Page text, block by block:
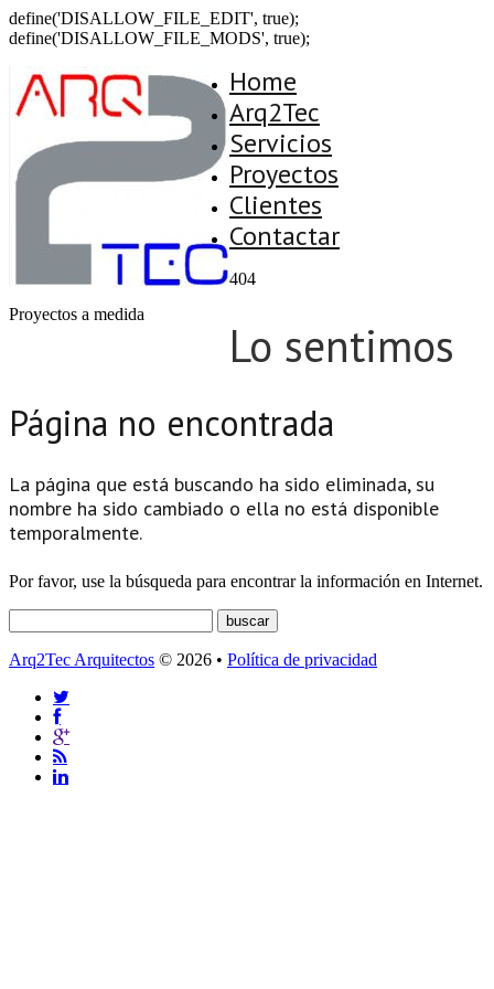
define('DISALLOW_FILE_EDIT', true);
define('DISALLOW_FILE_MODS', true);
Proyectos a medida
Home
Arq2Tec
Servicios
Proyectos
Clientes
Contactar
404
Lo sentimos
Página no encontrada
La página que está buscando ha sido eliminada, su
nombre ha sido cambiado o ella no está disponible
temporalmente.
Por favor, use la búsqueda para encontrar la información en Internet.
Arq2Tec Arquitectos © 2026 • Política de privacidad